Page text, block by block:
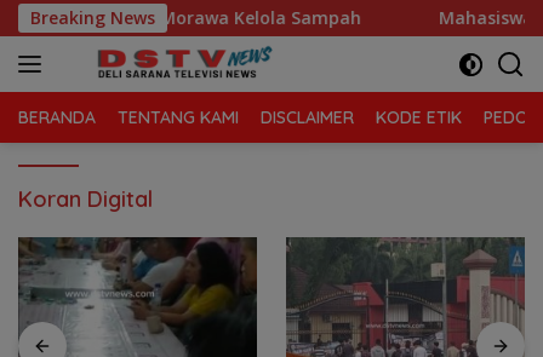
Langsung
ke
konten
Breaking News
Tanjung Morawa Kelola Sampah Mahasiswa
BERANDA TENTANG KAMI DISCLAIMER KODE ETIK
Koran Digital